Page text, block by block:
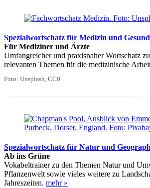
Spezialwortschatz für Medizin und
Für Mediziner und Ärzte
Umfangreicher und praxisnaher Wortschatz
relevanten Themen für die medizinische
Foto: Unsplash, CC0
Spezialwortschatz für Natur und
Ab ins Grüne
Vokabeltrainer zu den Themen Natur und
Pflanzenwelt sowie vieles weitere zu
Jahreszeiten. mehr »